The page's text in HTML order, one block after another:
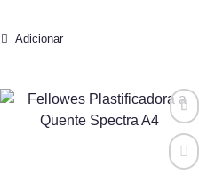
Adicionar